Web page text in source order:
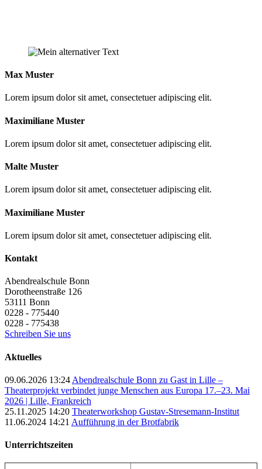
Max Muster
Lorem ipsum dolor sit amet, consectetuer adipiscing elit.
Maximiliane Muster
Lorem ipsum dolor sit amet, consectetuer adipiscing elit.
Malte Muster
Lorem ipsum dolor sit amet, consectetuer adipiscing elit.
Maximiliane Muster
Lorem ipsum dolor sit amet, consectetuer adipiscing elit.
Kontakt
Abendrealschule Bonn
Dorotheenstraße 126
53111 Bonn
0228 - 775440
0228 - 775438
Schreiben Sie uns
Aktuelles
09.06.2026 13:24 Abendrealschule Bonn zu Gast in Lille –
Theaterprojekt verbindet junge Menschen aus Europa 17.–23. Mai
2026 | Lille, Frankreich
25.11.2025 14:20 Theaterworkshop Gustav-Stresemann-Institut
11.06.2024 14:21 Aufführung in der Brotfabrik
Unterrichtszeiten